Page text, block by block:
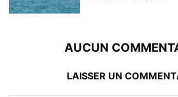
AUCUN
LAISSER UN